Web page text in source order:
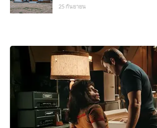
25 กันยายน